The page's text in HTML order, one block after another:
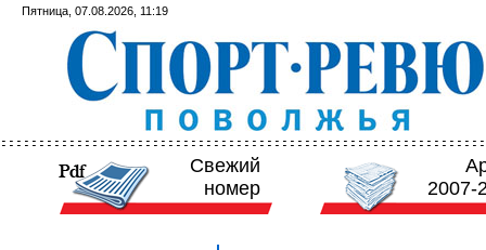
Пятница, 07.08.2026, 11:19
Свежий
номер
2007-